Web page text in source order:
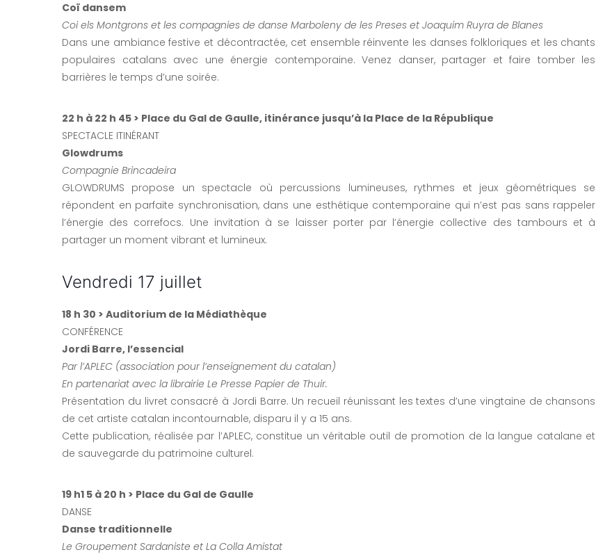
Coï dansem
Coi els Montgrons et les compagnies de danse Marboleny de les Preses et Joaquim Ruyra de Blanes
Dans une ambiance festive et décontractée, cet ensemble réinvente les danses folkloriques et les chants
populaires catalans avec une énergie contemporaine. Venez danser, partager et faire tomber les
barrières le temps d’une soirée.
22 h à 22 h 45 > Place du Gal de Gaulle, itinérance jusqu’à la Place de la République
SPECTACLE ITINÉRANT
Glowdrums
Compagnie Brincadeira
GLOWDRUMS propose un spectacle où percussions lumineuses, rythmes et jeux géométriques se
répondent en parfaite synchronisation, dans une esthétique contemporaine qui n’est pas sans rappeler
l’énergie des correfocs. Une invitation à se laisser porter par l’énergie collective des tambours et à
partager un moment vibrant et lumineux.
Vendredi 17 juillet
18 h 30 > Auditorium de la Médiathèque
CONFÉRENCE
Jordi Barre, l’essencial
Par l’APLEC (association pour l’enseignement du catalan)
En partenariat avec la librairie Le Presse Papier de Thuir.
Présentation du livret consacré à Jordi Barre. Un recueil réunissant les textes d’une vingtaine de chansons
de cet artiste catalan incontournable, disparu il y a 15 ans.
Cette publication, réalisée par l’APLEC, constitue un véritable outil de promotion de la langue catalane et
de sauvegarde du patrimoine culturel.
19 h1 5 à 20 h > Place du Gal de Gaulle
DANSE
Danse traditionnelle
Le Groupement Sardaniste et La Colla Amistat